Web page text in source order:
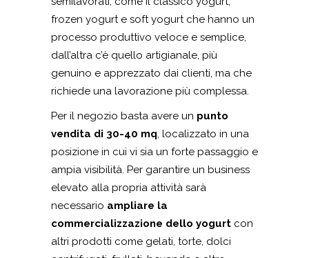
frozen yogurt e soft yogurt che hanno un
processo produttivo veloce e semplice,
dall’altra c’è quello artigianale, più
genuino e apprezzato dai clienti, ma che
richiede una lavorazione più complessa.
Per il negozio basta avere un punto
vendita di 30-40 mq, localizzato in una
posizione in cui vi sia un forte passaggio e
ampia visibilità. Per garantire un business
elevato alla propria attività sarà
necessario ampliare la
commercializzazione dello yogurt con
altri prodotti come gelati, torte, dolci